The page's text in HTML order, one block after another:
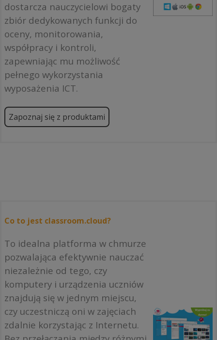
dostarcza nauczycielowi bogaty
zbiór dedykowanych funkcji do
oceny, monitorowania,
współpracy i kontroli,
zapewniając mu możliwość
pełnego wykorzystania
wyposażenia ICT.
Zapoznaj się z produktami
Co to jest classroom.cloud?
To idealna platforma w chmurze
pozwalająca efektywnie nauczać
niezależnie od tego, czy
komputery i urządzenia uczniów
znajdują się w jednym miejscu,
czy uczestniczą oni w zajęciach
zdalnie korzystając z Internetu.